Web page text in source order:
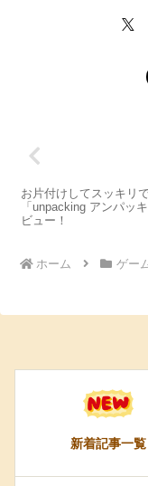
お片付けしてスッキリ
「unpacking アンパッ
ビュー！
ホーム ゲー
新着記事一覧